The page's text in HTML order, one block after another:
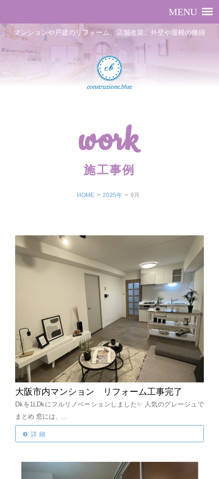
マンションや戸建のリフォーム、店舗改装、外壁や屋根の修繕
work
施工事例
HOME > 2025年 > 9月
大阪市内マンション リフォーム工事完了
Dkを1LDkにフルリノベーションしました✨ 人気のグレージュで
まとめ 窓には、...
詳 細